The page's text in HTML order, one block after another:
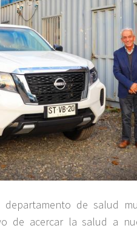
departamento de salud
de acercar la salud a